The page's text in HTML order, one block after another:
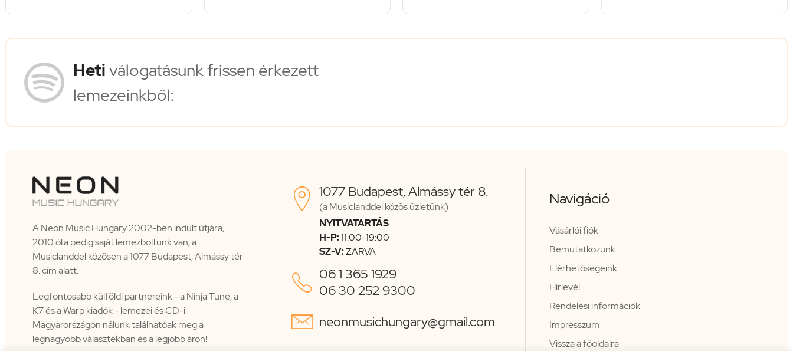
Hetiválogatásunk frissen érkezett
lemezeinkből:
A Neon Music Hungary 2002-ben indult útjára,
2010 óta pedig saját lemezboltunk van, a
Musiclanddel közösen a 1077 Budapest, Almássy tér
8. cím alatt.
Legfontosabb külföldi partnereink - a Ninja Tune, a
K7 és a Warp kiadók - lemezei és CD-i
Magyarországon nálunk találhatóak meg a
legnagyobb választékban és a legjobb áron!
 1077 Budapest, Almássy tér 8.
(a Musiclanddel közös üzletünk)
NYITVATARTÁS
H-P:11:00-19:00
SZ-V:ZÁRVA
 06 1 365 1929
06 30 252 9300
 neonmusichungary@gmail.com
Navigáció
Vásárlói fiók
Bemutatkozunk
Elérhetőségeink
Hírlevél
Rendelési információk
Impresszum
Vissza a főoldalra